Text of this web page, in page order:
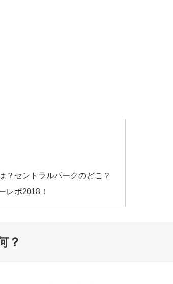
？セントラルパークのどこ？
レポ2018！
？